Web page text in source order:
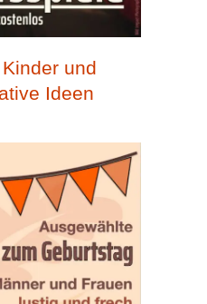
und
Ideen